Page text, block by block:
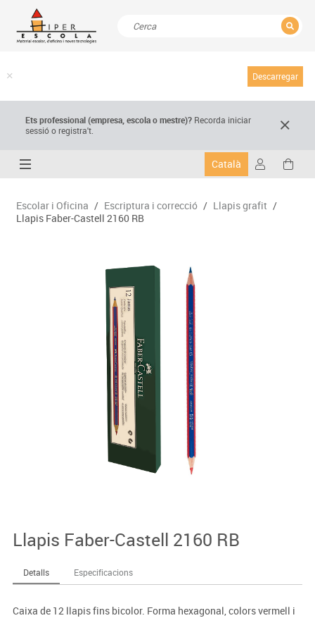
Descarregar
Ets professional (empresa,escola o mestre)? Recorda iniciar
sessió o registra't.
Català
Escolar i Oficina / Escriptura i correcció / Llapis grafit /
Llapis Faber-Castell 2160 RB
Llapis Faber-Castell 2160 RB
Detalls Especificacions
Caixa de 12 llapis fins bicolor. Forma hexagonal, colors vermell i